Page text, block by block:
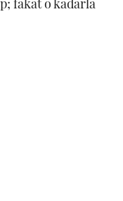
fakat o kadarla